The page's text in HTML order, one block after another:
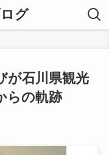
グ
が石川県観光
らの軌跡